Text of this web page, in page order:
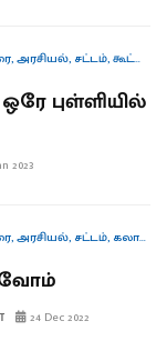
,அரசியல், சட்டம்,கூட்டாட்சி
புள்ளியில்
2023
,அரசியல், சட்டம், கலாச்சாரம்
24 Dec 2022